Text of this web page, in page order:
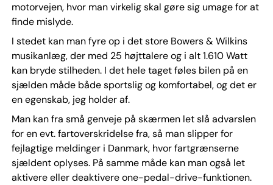
motorvejen, hvor man virkelig skal gøre sig umage for at
finde mislyde.
I stedet kan man fyre op i det store Bowers & Wilkins
musikanlæg, der med 25 højttalere og i alt 1.610 Watt
kan bryde stilheden. I det hele taget føles bilen på en
sjælden måde både sportslig og komfortabel, og det er
en egenskab, jeg holder af.
Man kan fra små genveje på skærmen let slå advarslen
for en evt. fartoverskridelse fra, så man slipper for
fejlagtige meldinger i Danmark, hvor fartgrænserne
sjældent oplyses. På samme måde kan man også let
aktivere eller deaktivere one-pedal-drive-funktionen.